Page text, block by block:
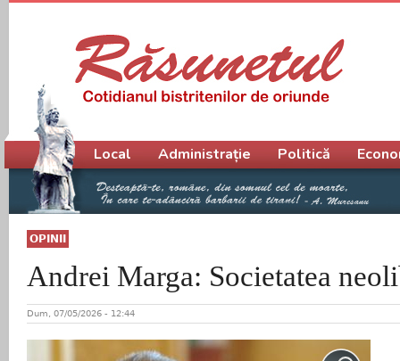
OPINII
Andrei Marga: Societatea
Dum, 07/05/2026 - 12:44
Meniu principal
Local Administrație Politică